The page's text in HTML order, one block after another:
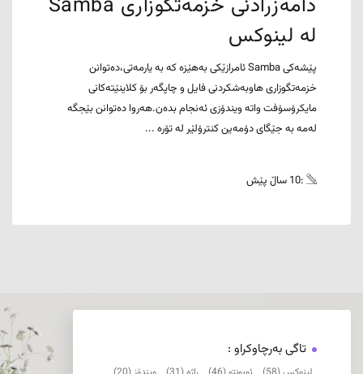
لە لینوکس
پێشەکی Samba ئامرازێکی بەهێزە کە بە یارمەتی،دەتوانن
خزمەتگوزاری هاوبەشکردنی فایل و چاپگەر بۆ کلاینێتەکانی
مایکرۆسۆفت واتە ویندۆزی ئەنجام بدەن.هەروا دەتوانن بێجگە
لەمە بە جێگای دۆمەین کنترۆلێر لە تۆرە ...
:10 ساڵ پێش
تاگی بەرچاوکراو :